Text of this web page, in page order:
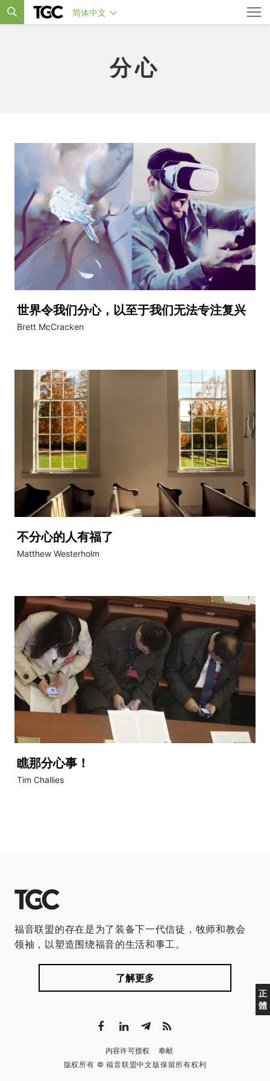
简体中文
分心
世界令我们分心，以至于我们无法专注复兴
Brett McCracken
不分心的人有福了
Matthew Westerholm
瞧那分心事！
Tim Challies
正
體
福音联盟的存在是为了装备下一代信徒，牧师和教会
领袖，以塑造围绕福音的生活和事工。
了解更多
内容许可授权
奉献
版权所有 © 福音联盟中文版保留所有权利